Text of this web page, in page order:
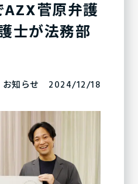
菅原弁護
士が法務部
お知らせ 2024/12/18